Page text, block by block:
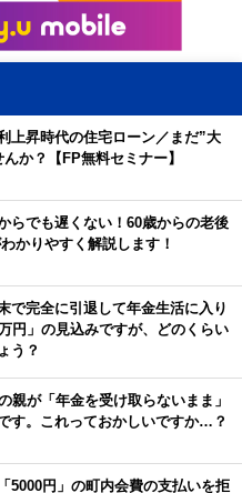
上昇時代の住宅ローン／まだ”大
か？【FP無料セミナー】
らでも遅くない！60歳からの老後
かりやすく解説します！
で完全に引退して年金生活に入り
円」の見込みですが、どのくらい
う？
親が「年金を受け取らないまま」
す。これっておかしいですか…？
5000円」の町内会費の支払いを拒